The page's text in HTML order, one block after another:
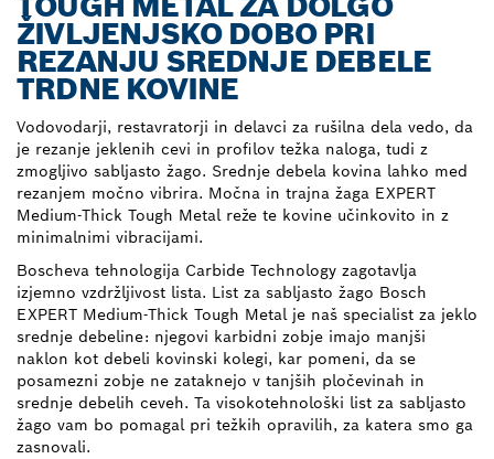
ŽIVLJENJSKO DOBO PRI
REZANJU SREDNJE DEBELE
TRDNE KOVINE
Vodovodarji, restavratorji in delavci za rušilna dela vedo, da
je rezanje jeklenih cevi in profilov težka naloga, tudi z
zmogljivo sabljasto žago. Srednje debela kovina lahko med
rezanjem močno vibrira. Močna in trajna žaga EXPERT
Medium-Thick Tough Metal reže te kovine učinkovito in z
minimalnimi vibracijami.
Boscheva tehnologija Carbide Technology zagotavlja
izjemno vzdržljivost lista. List za sabljasto žago Bosch
EXPERT Medium-Thick Tough Metal je naš specialist za jeklo
srednje debeline: njegovi karbidni zobje imajo manjši
naklon kot debeli kovinski kolegi, kar pomeni, da se
posamezni zobje ne zataknejo v tanjših pločevinah in
srednje debelih ceveh. Ta visokotehnološki list za sabljasto
žago vam bo pomagal pri težkih opravilih, za katera smo ga
zasnovali.